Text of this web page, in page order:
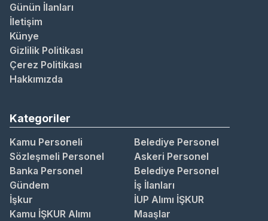
Günün İlanları
İletişim
Künye
Gizlilik Politikası
Çerez Politikası
Hakkımızda
Kategoriler
Kamu Personeli
Belediye Personel
Sözleşmeli Personel
Askeri Personel
Banka Personel
Belediye Personel
Gündem
İş İlanları
İşkur
İUP Alımı İŞKUR
Kamu İŞKUR Alımı
Maaşlar